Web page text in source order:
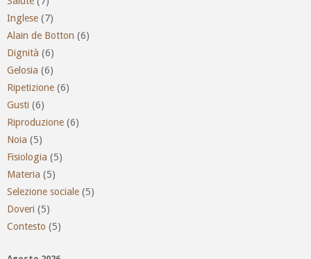
Inglese (7)
Alain de Botton (6)
Dignità (6)
Gelosia (6)
Ripetizione (6)
Gusti (6)
Riproduzione (6)
Noia (5)
Fisiologia (5)
Materia (5)
Selezione sociale (5)
Doveri (5)
Contesto (5)